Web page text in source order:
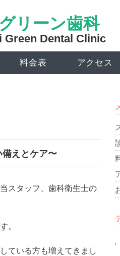
リーン歯科
Green Dental Clinic
料金表 アクセス
えとケア〜
スタッフ、歯科衛生士の
。
ている方も増えてきまし